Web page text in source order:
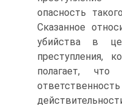
опасность
Сказанное
убийства в
преступления,
полагает, что